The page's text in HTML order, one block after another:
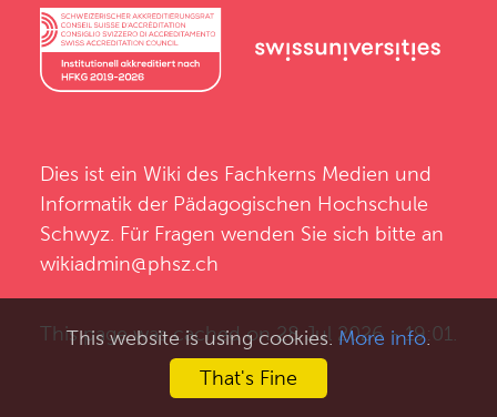
Dies ist ein Wiki des Fachkerns Medien und
Informatik der Pädagogischen Hochschule
Schwyz . Für Fragen wenden Sie sich bitte an
wikiadmin@phsz.ch
This page was cached on 28 Jul 2026 - 19:01.
This website is using cookies. More info.
That's Fine